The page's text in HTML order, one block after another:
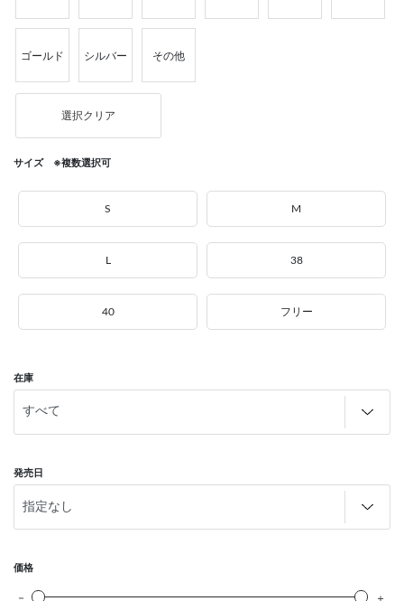
ゴールド シルバー その他
選択クリア
サイズ ※複数選択可
S M
L 38
40 フリー
在庫
発売日
価格